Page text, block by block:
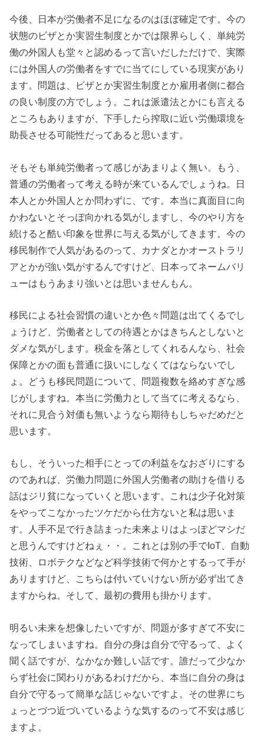
今後、日本が労働者不足になるのはほぼ確定です。今の
状態のビザとか実習生制度とかでは限界らしく、単純労
働の外国人も堂々と認めるって言いだしただけで、実際
には外国人の労働者をすでに当てにしている現実があり
ます。問題は、ビザとか実習生制度とか雇用者側に都合
の良い制度の方でしょう。これは派遣法とかにも言える
ところもありますが、下手したら搾取に近い労働環境を
助長させる可能性だってあると思います。
そもそも単純労働者って感じがあまりよく無い。もう、
普通の労働者って考える時が来ているんでしょうね。日
本人とか外国人とか問わずに、です。本当に真面目に向
かわないとそっぽ向かれる気がしますし、今のやり方を
続けると酷い印象を世界に与える気がしてきます。今の
移民制作で人気があるのって、カナダとかオーストラリ
アとかが強い気がするんですけど、日本ってネームバリ
ューはもうあまり強いとは思いませんもん。
移民による社会習慣の違いとか色々問題は出てくるでし
ょうけど、労働者としての待遇とかはきちんとしないと
ダメな気がします。税金を落としてくれるんなら、社会
保障とかの面も普通に扱いにしなくてはならないでし
ょ。どうも移民問題について、問題複数を絡めすぎな感
じがしますね。本当に労働力として当てに考えるなら、
それに見合う対価も無いようなら期待もしちゃだめだと
思います。
もし、そういった相手にとっての利益をなおざりにする
のであれば、労働力問題に外国人労働者の助けを借りる
話はジリ貧になっていくと思います。これは少子化対策
をやってこなかったツケだから仕方ないと私は思いま
す。人手不足で行き詰まった未来よりはよっぽどマシだ
と思うんですけどねぇ・・。これとは別の手でIoT、自動
技術、ロボテクなどなど科学技術で何かとするって手が
ありますけど、こちらは付いていけない所が必ず出てき
ますからね。そして、最初の費用も掛かります。
明るい未来を想像したいですが、問題が多すぎて不安に
なってしまいますね。自分の身は自分で守るって、よく
聞く話ですが、なかなか難しい話です。誰だって少なか
らず社会に関わりがあるわけだから、本当に自分の身は
自分で守るって簡単な話じゃないですよ。その世界にち
ょっとづつ近づいているような気するのって不安は感じ
ますよ。